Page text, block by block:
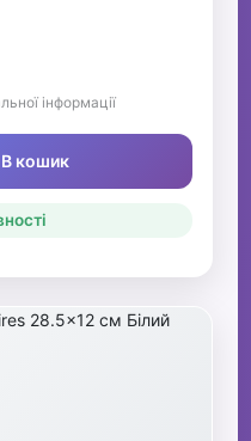
інформації
В кошик